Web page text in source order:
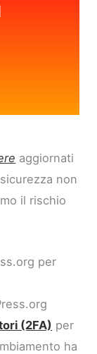
aggiornati
non
il rischio
per
(2FA) per
ha